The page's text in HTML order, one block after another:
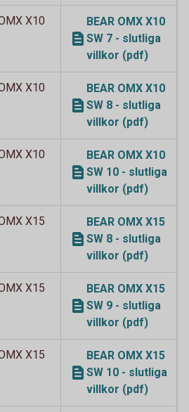
X10
BEAR OMX X10
SW 7 - slutliga
villkor (pdf)
X10
BEAR OMX X10
SW 8 - slutliga
villkor (pdf)
X10
BEAR OMX X10
SW 10 - slutliga
villkor (pdf)
X15
BEAR OMX X15
SW 8 - slutliga
villkor (pdf)
X15
BEAR OMX X15
SW 9 - slutliga
villkor (pdf)
X15
BEAR OMX X15
SW 10 - slutliga
villkor (pdf)